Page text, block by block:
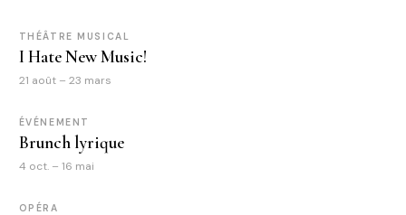
THÉÂTRE MUSICAL
I Hate New Music!
21 août – 23 mars
ÉVÉNEMENT
Brunch lyrique
4 oct. – 16 mai
OPÉRA